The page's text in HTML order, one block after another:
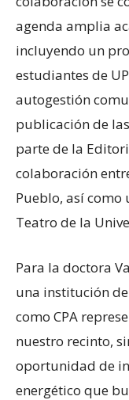
agenda amplia
incluyendo un
estudiantes de
autogestión
publicación de
parte de la
colaboración
Pueblo, así como
Teatro de la
Para la doctora
una institución
como CPA
nuestro recinto,
oportunidad de
energético que